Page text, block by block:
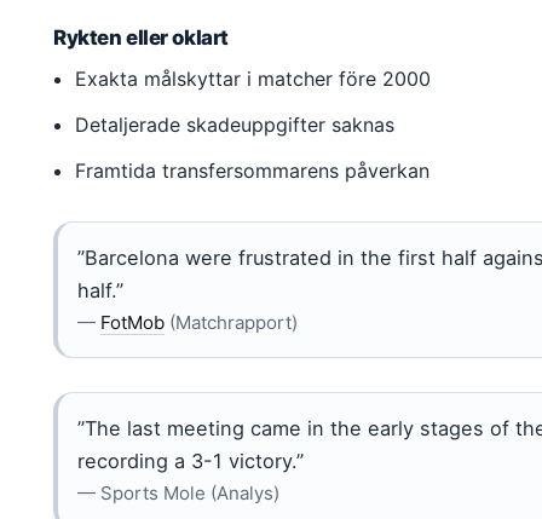
Rykten eller oklart
Exakta målskyttar i matcher före 2000
Detaljerade skadeuppgifter saknas
Framtida transfersommarens påverkan
”Barcelona were frustrated in the first half
half.”
— FotMob (Matchrapport)
”The last meeting came in the early stages of
recording a 3-1 victory.”
— Sports Mole (Analys)